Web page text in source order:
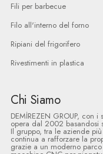
Fili per barbecue
Filo all'interno del forno
Ripiani del frigorifero
Rivestimenti in plastica
Chi Siamo
DEMİREZEN GROUP, con
opera dal 2002 basandosi
Il gruppo, tra le aziende
continua a rafforzare la
grazie a un moderno